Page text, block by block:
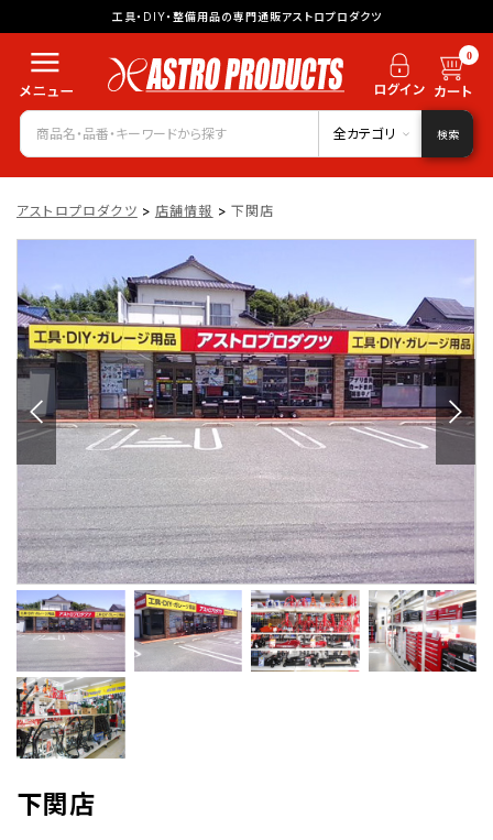
工具・DIY・整備用品の専門通販アストロプロダクツ
0
全カテゴリ 検索
アストロプロダクツ > 店舗情報 > 下関店
下関店